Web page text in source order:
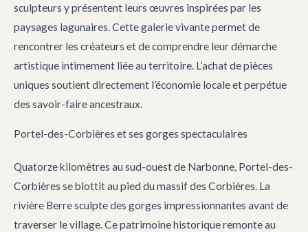
sculpteurs y présentent leurs œuvres inspirées par les
paysages lagunaires. Cette galerie vivante permet de
rencontrer les créateurs et de comprendre leur démarche
artistique intimement liée au territoire. L’achat de pièces
uniques soutient directement l’économie locale et perpétue
des savoir-faire ancestraux.
Portel-des-Corbières et ses gorges spectaculaires
Quatorze kilomètres au sud-ouest de Narbonne, Portel-des-
Corbières se blottit au pied du massif des Corbières. La
rivière Berre sculpte des gorges impressionnantes avant de
traverser le village. Ce patrimoine historique remonte au